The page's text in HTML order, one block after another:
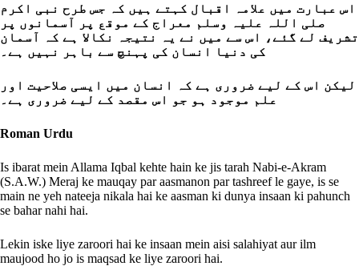
اس عبارت میں علامہ اقبال کہتے ہیں کہ جس طرح نبی اکرم
صلی اللہ علیہ وسلم معراج کے موقع پر آسمانوں پر
تشریف لے گئے، اس سے میں نے یہ نتیجہ نکالا ہے کہ آسمان
کی دنیا انسان کی پہنچ سے باہر نہیں ہے۔
لیکن اس کے لیے ضروری ہے کہ انسان میں ایسی صلاحیت اور
علم موجود ہو جو اس مقصد کے لیے ضروری ہے۔
Roman Urdu
Is ibarat mein Allama Iqbal kehte hain ke jis tarah Nabi-e-Akram
(S.A.W.) Meraj ke mauqay par aasmanon par tashreef le gaye, is se
main ne yeh nateeja nikala hai ke aasman ki dunya insaan ki pahunch
se bahar nahi hai.
Lekin iske liye zaroori hai ke insaan mein aisi salahiyat aur ilm
maujood ho jo is maqsad ke liye zaroori hai.